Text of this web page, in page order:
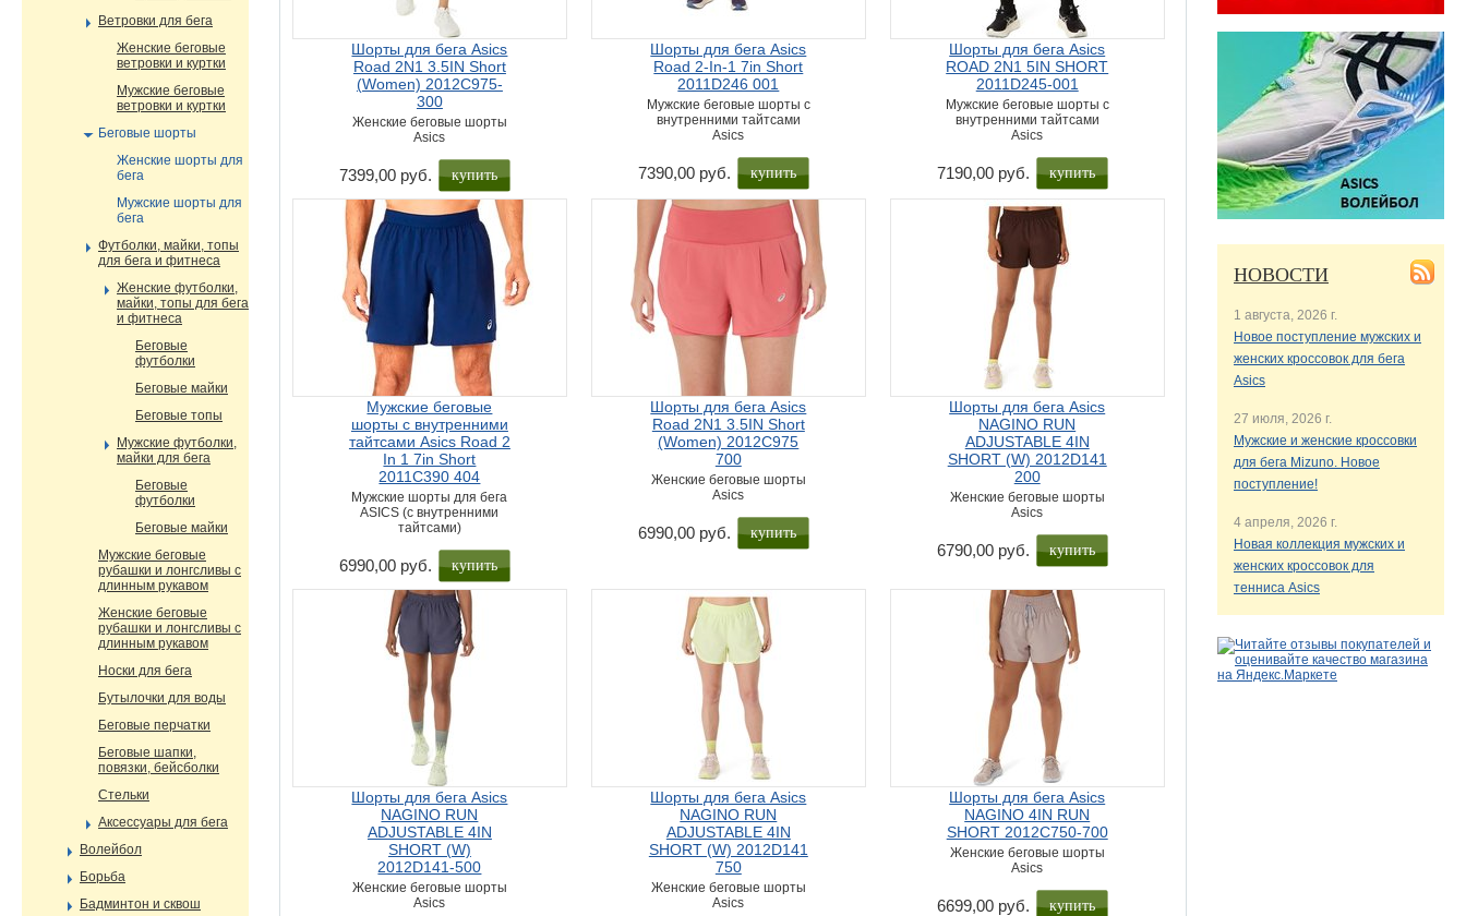
Шорты для бега Asics
Road 2N1 3.5IN Short
(Women) 2012C975-
300
Женские беговые шорты
Asics
7399,00 руб. купить
Шорты для бега Asics
Road 2-In-1 7in Short
2011D246 001
Мужские беговые шорты с
внутренними тайтсами
Asics
7390,00 руб. купить
Шорты для бега Asics
ROAD 2N1 5IN SHORT
2011D245-001
Мужские беговые шорты с
внутренними тайтсами
Asics
7190,00 руб. купить
Мужские беговые
шорты с внутренними
тайтсами Asics Road 2
In 1 7in Short
2011C390 404
Мужские шорты для бега
ASICS (с внутренними
тайтсами)
6990,00 руб. купить
Шорты для бега Asics
Road 2N1 3.5IN Short
(Women) 2012C975
700
Женские беговые шорты
Asics
6990,00 руб. купить
Шорты для бега Asics
NAGINO RUN
ADJUSTABLE 4IN
SHORT (W) 2012D141
200
Женские беговые шорты
Asics
6790,00 руб. купить
Шорты для бега Asics
NAGINO RUN
ADJUSTABLE 4IN
SHORT (W)
2012D141-500
Женские беговые шорты
Asics
Шорты для бега Asics
NAGINO RUN
ADJUSTABLE 4IN
SHORT (W) 2012D141
750
Женские беговые шорты
Asics
Шорты для бега Asics
NAGINO 4IN RUN
SHORT 2012C750-700
Женские беговые шорты
Asics
6699,00 руб. купить
Ветровки для бега
Женские беговые
ветровки и куртки
Мужские беговые
ветровки и куртки
Беговые шорты
Женские шорты для
бега
Мужские шорты для
бега
Футболки, майки, топы
для бега и фитнеса
Женские футболки,
майки, топы для бега
и фитнеса
Беговые
футболки
Беговые майки
Беговые топы
Мужские футболки,
майки для бега
Беговые
футболки
Беговые майки
Мужские беговые
рубашки и лонгсливы с
длинным рукавом
Женские беговые
рубашки и лонгсливы с
длинным рукавом
Носки для бега
Бутылочки для воды
Беговые перчатки
Беговые шапки,
повязки, бейсболки
Стельки
Аксессуары для бега
Волейбол
Борьба
Бадминтон и сквош
НОВОСТИ
1 августа, 2026 г.
Новое поступление мужских и
женских кроссовок для бега
Asics
27 июля, 2026 г.
Мужские и женские кроссовки
для бега Mizuno. Новое
поступление!
4 апреля, 2026 г.
Новая коллекция мужских и
женских кроссовок для
тенниса Asics